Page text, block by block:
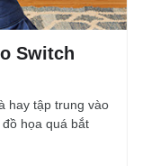
Switch
hay tập trung vào
họa quá bắt